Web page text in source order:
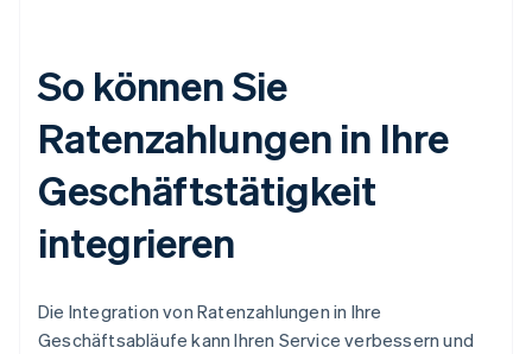
So können Sie
Ratenzahlungen in Ihre
Geschäftstätigkeit
integrieren
Die Integration von Ratenzahlungen in Ihre
Geschäftsabläufe kann Ihren Service verbessern und